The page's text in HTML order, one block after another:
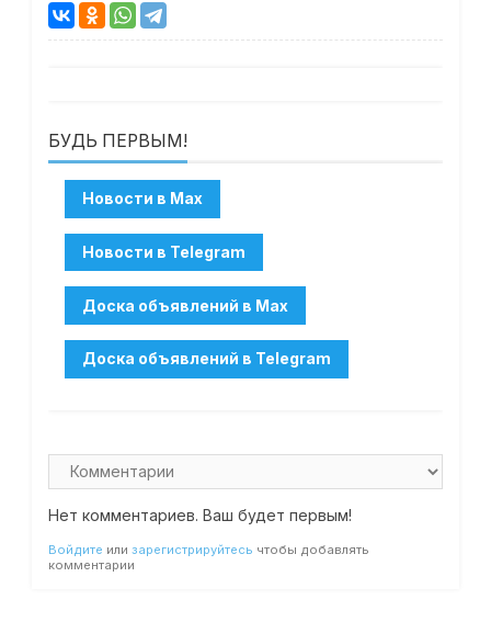
БУДЬ ПЕРВЫМ!
Нет комментариев. Ваш будет первым!
Войдите или зарегистрируйтесь чтобы добавлять
комментарии